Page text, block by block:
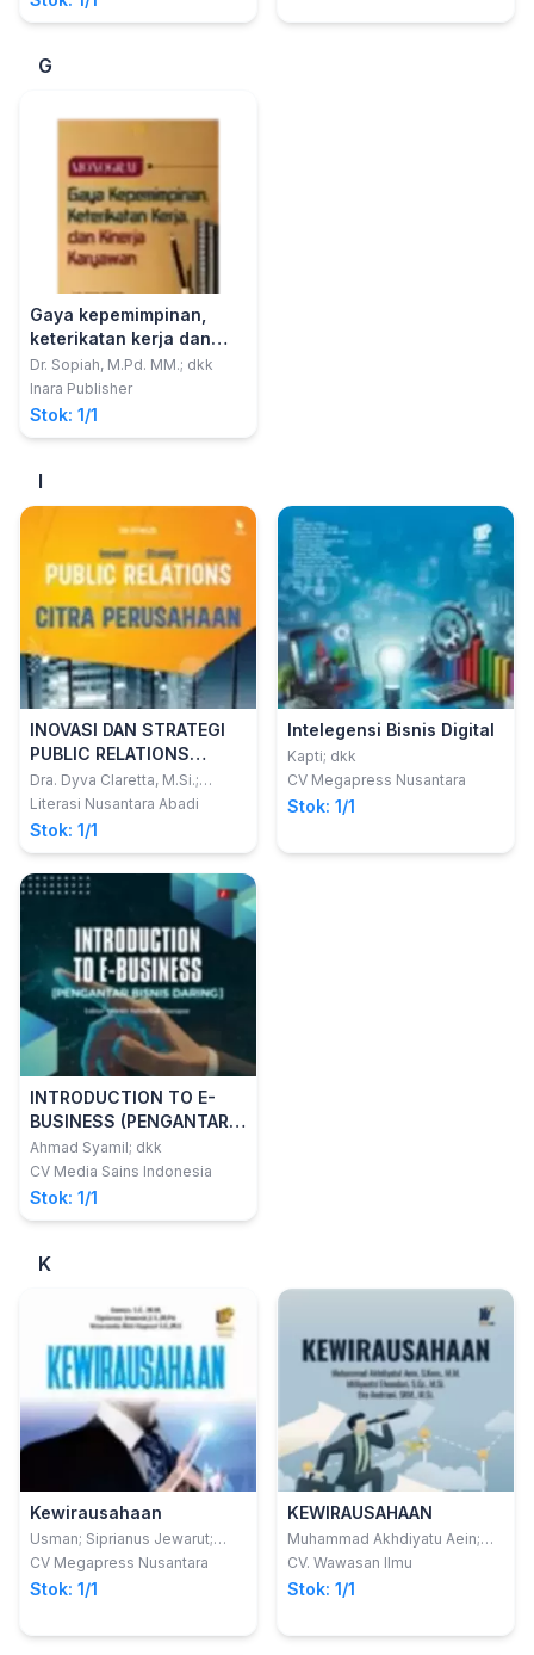
G
Gaya kepemimpinan,
keterikatan kerja dan
kinerja karyawan
Dr. Sopiah, M.Pd. MM.; dkk
Inara Publisher
Stok: 1/1
I
INOVASI DAN STRATEGI
PUBLIC RELATIONS
DALAM MENINGKATKAN
CITRA PERUSAHAAN
Dra. Dyva Claretta, M.Si.;
Farikha Rachmawati. M.I.Kom
Literasi Nusantara Abadi
Stok: 1/1
Intelegensi Bisnis Digital
Kapti; dkk
CV Megapress Nusantara
Stok: 1/1
INTRODUCTION TO E-
BUSINESS (PENGANTAR
BISNIS DARING)
Ahmad Syamil; dkk
CV Media Sains Indonesia
Stok: 1/1
K
Kewirausahaan
Usman; Siprianus Jewarut;
Veneranda Rini Hapsari
CV Megapress Nusantara
Stok: 1/1
KEWIRAUSAHAAN
Muhammad Akhdiyatu Aein;
Milliyantri Elvandari; Eka
CV. Wawasan Ilmu
Stok: 1/1